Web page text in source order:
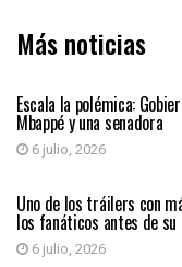
Más noticias
Escala la polémica:
Mbappé y una senadora
6 julio, 2026
ENTRETENIMIENTO
Uno de los tráilers con
los fanáticos antes de
6 julio, 2026